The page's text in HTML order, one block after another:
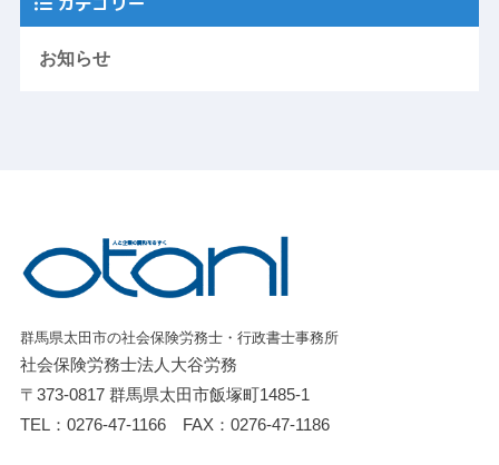
お知らせ
群馬県太田市の社会保険労務士・行政書士事務所
社会保険労務士法人大谷労務
〒373-0817 群馬県太田市飯塚町1485-1
TEL： 0276-47-1166FAX：0276-47-1186